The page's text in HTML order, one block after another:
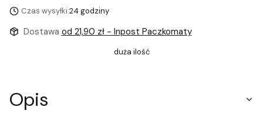
Czas wysyłki:24 godziny
Dostawa od 21,90 zł - Inpost Paczkomaty
duża ilość
Opis